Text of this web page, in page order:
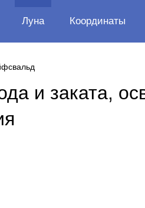
Луна Координаты
и заката,